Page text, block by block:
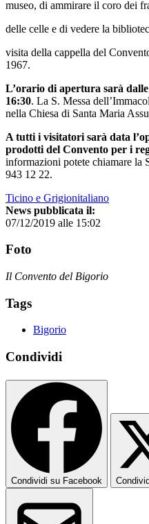
museo, di ammirare il coro dei
delle celle e di vedere la
visita della cappella del
1967.
L’orario di apertura sarà
16:30. La S. Messa
nella Chiesa di Santa Maria
A tutti i visitatori sarà data
prodotti del Convento per i
informazioni potete chiamare la
943 12 22.
Ticino e Grigionitaliano
News pubblicata il:
07/12/2019 alle 15:02
Foto
Il Convento del Bigorio
Tags
Bigorio
Condividi
Condividi su Facebook